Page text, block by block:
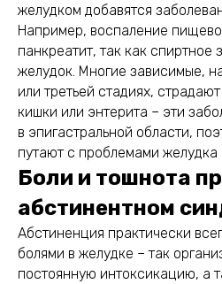
желудком добавятся
Например, воспаление
панкреатит, так как спиртное
желудок. Многие зависимые,
или третьей стадиях,
кишки или энтерита – эти
в эпигастральной области,
путают с проблемами желудка
Боли и тошнота
абстинентном
Абстиненция практически
болями в желудке – так
постоянную интоксикацию, а